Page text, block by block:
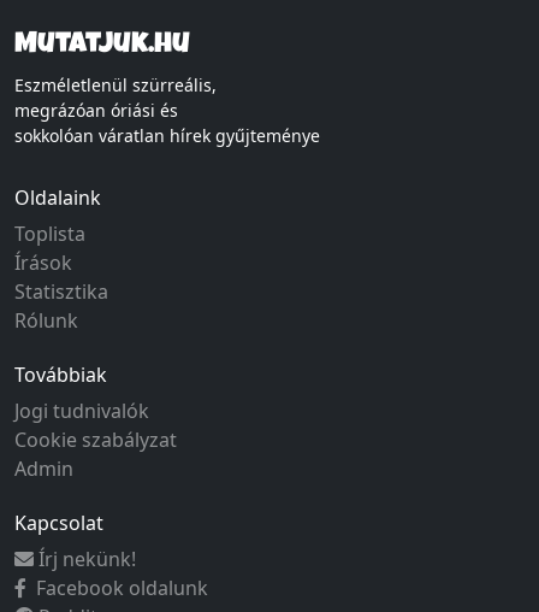
Mutatjuk.hu
Eszméletlenül szürreális,
megrázóan óriási és
sokkolóan váratlan hírek gyűjteménye
Oldalaink
Toplista
Írások
Statisztika
Rólunk
Továbbiak
Jogi tudnivalók
Cookie szabályzat
Admin
Kapcsolat
Írj nekünk!
Facebook oldalunk